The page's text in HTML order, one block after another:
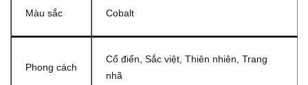
Màu sắc Cobalt
Phong cách
Cổ điển, Sắc việt, Thiên nhiên, Trang
nhã